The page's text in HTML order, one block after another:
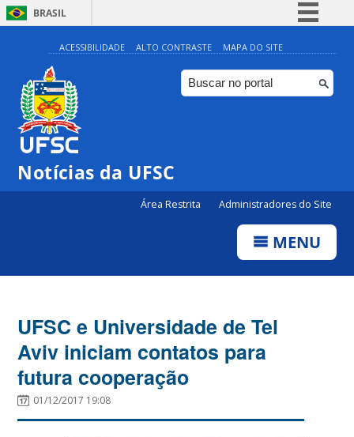
BRASIL
Simplifique!
Comunica BR
Participe
ACESSIBILIDADE ALTO CONTRASTE MAPA DO SITE
Notícias da UFSC
Área Restrita Administradores do Site
MENU
UFSC e Universidade de Tel
Aviv iniciam contatos para
futura cooperação
01/12/2017 19:08